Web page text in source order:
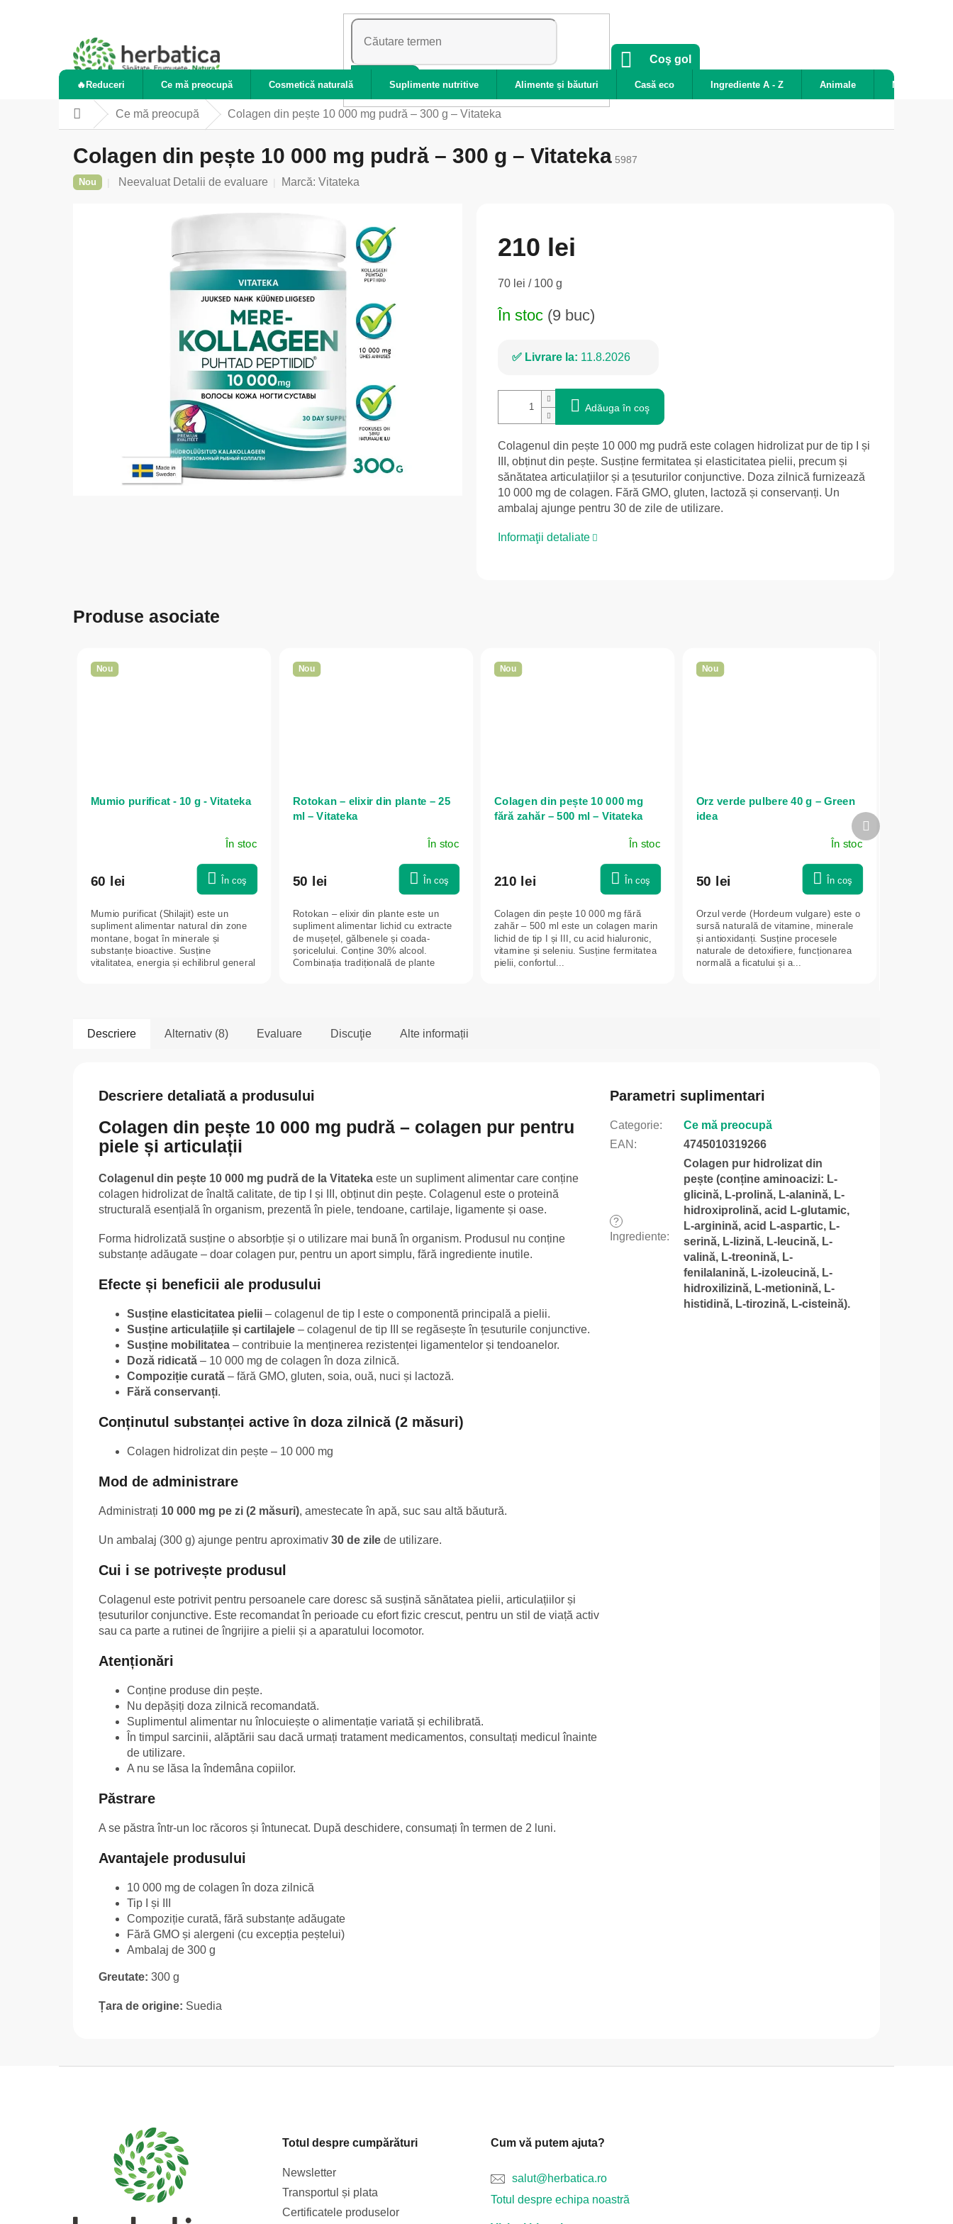
CĂUTARE
COŞ
CUMPĂRĂTURI
Coş gol
🔥Reduceri Ce mă preocupă Cosmetică naturală Suplimente nutritive Alimente și băuturi Casă eco Ingrediente A - Z Animale Noutăți
AcasăCe mă preocupă Colagen din pește 10 000 mg pudră – 300 g – Vitateka
Colagen din pește 10 000 mg pudră – 300 g – Vitateka 5987
Nou
Evaluarea
Neevaluat Detalii de evaluare Marcă: Vitateka
210 lei
Evaluare
70 lei / 100 g
În stoc (9 buc)
Livrare la: 11.8.2026
Adăuga în coş
Colagenul din pește 10 000 mg pudră este colagen hidrolizat pur de tip I și
III, obținut din pește. Susține fermitatea și elasticitatea pielii, precum și
sănătatea articulațiilor și a țesuturilor conjunctive. Doza zilnică furnizează
10 000 mg de colagen. Fără GMO, gluten, lactoză și conservanți. Un
ambalaj ajunge pentru 30 de zile de utilizare.
Informaţii detaliate
Produse asociate
Nou
Mumio purificat - 10 g - Vitateka
În stoc
60 lei În coş
Mumio purificat (Shilajit) este un
supliment alimentar natural din zone
montane, bogat în minerale și
substanțe bioactive. Susține
vitalitatea, energia și echilibrul general
Nou
Rotokan – elixir din plante – 25
ml – Vitateka
În stoc
50 lei În coş
Rotokan – elixir din plante este un
supliment alimentar lichid cu extracte
de mușețel, gălbenele și coada-
șoricelului. Conține 30% alcool.
Combinația tradițională de plante
Nou
Colagen din pește 10 000 mg
fără zahăr – 500 ml – Vitateka
În stoc
210 lei În coş
Colagen din pește 10 000 mg fără
zahăr – 500 ml este un colagen marin
lichid de tip I și III, cu acid hialuronic,
vitamine și seleniu. Susține fermitatea
pielii, confortul...
Nou
Orz verde pulbere 40 g – Green
idea
În stoc
50 lei În coş
Orzul verde (Hordeum vulgare) este o
sursă naturală de vitamine, minerale
și antioxidanți. Susține procesele
naturale de detoxifiere, funcționarea
normală a ficatului și a...
Produsul
următor
Descriere Alternativ (8) Evaluare Discuţie Alte informații
Descriere detaliată a produsului
Colagen din pește 10 000 mg pudră – colagen pur pentru
piele și articulații
Colagenul din pește 10 000 mg pudră de la Vitateka este un supliment alimentar care conține
colagen hidrolizat de înaltă calitate, de tip I și III, obținut din pește. Colagenul este o proteină
structurală esențială în organism, prezentă în piele, tendoane, cartilaje, ligamente și oase.
Forma hidrolizată susține o absorbție și o utilizare mai bună în organism. Produsul nu conține
substanțe adăugate – doar colagen pur, pentru un aport simplu, fără ingrediente inutile.
Efecte și beneficii ale produsului
Susține elasticitatea pielii – colagenul de tip I este o componentă principală a pielii.
Susține articulațiile și cartilajele – colagenul de tip III se regăsește în țesuturile conjunctive.
Susține mobilitatea – contribuie la menținerea rezistenței ligamentelor și tendoanelor.
Doză ridicată – 10 000 mg de colagen în doza zilnică.
Compoziție curată – fără GMO, gluten, soia, ouă, nuci și lactoză.
Fără conservanți.
Conținutul substanței active în doza zilnică (2 măsuri)
Colagen hidrolizat din pește – 10 000 mg
Mod de administrare
Administrați 10 000 mg pe zi (2 măsuri), amestecate în apă, suc sau altă băutură.
Un ambalaj (300 g) ajunge pentru aproximativ 30 de zile de utilizare.
Cui i se potrivește produsul
Colagenul este potrivit pentru persoanele care doresc să susțină sănătatea pielii, articulațiilor și
țesuturilor conjunctive. Este recomandat în perioade cu efort fizic crescut, pentru un stil de viață activ
sau ca parte a rutinei de îngrijire a pielii și a aparatului locomotor.
Atenționări
Conține produse din pește.
Nu depășiți doza zilnică recomandată.
Suplimentul alimentar nu înlocuiește o alimentație variată și echilibrată.
În timpul sarcinii, alăptării sau dacă urmați tratament medicamentos, consultați medicul înainte
de utilizare.
A nu se lăsa la îndemâna copiilor.
Păstrare
A se păstra într-un loc răcoros și întunecat. După deschidere, consumați în termen de 2 luni.
Avantajele produsului
10 000 mg de colagen în doza zilnică
Tip I și III
Compoziție curată, fără substanțe adăugate
Fără GMO și alergeni (cu excepția peștelui)
Ambalaj de 300 g
Greutate: 300 g
Țara de origine: Suedia
Parametri suplimentari
Categorie:
Ce mă preocupă
EAN : 4745010319266
?
Ingrediente:
Colagen pur hidrolizat din
pește (conține aminoacizi: L-
glicină, L-prolină, L-alanină, L-
hidroxiprolină, acid L-glutamic,
L-arginină, acid L-aspartic, L-
serină, L-lizină, L-leucină, L-
valină, L-treonină, L-
fenilalanină, L-izoleucină, L-
hidroxilizină, L-metionină, L-
histidină, L-tirozină, L-cisteină).
Totul despre cumpărături
Newsletter
Transportul și plata
Certificatele produselor
Cum vă putem ajuta?
salut@herbatica.ro
Totul despre echipa noastră